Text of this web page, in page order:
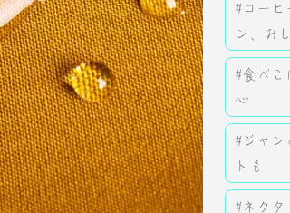
#コーヒ
ン、お
#食べこ
心
#ジャン
トも
#ネクタ